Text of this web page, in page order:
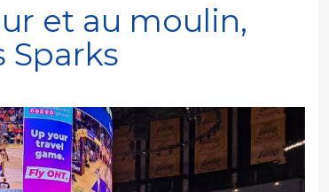
et au moulin,
Sparks